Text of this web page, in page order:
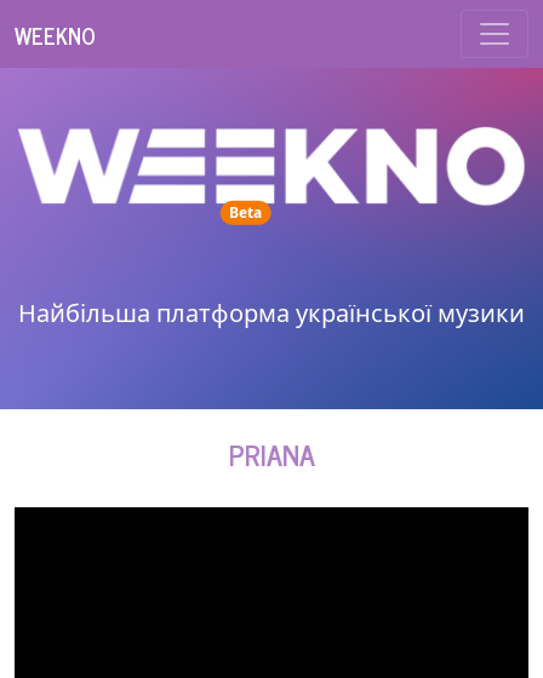
WEEKNO
Betaunread messages
Найбільша платформа української музики
PRIANA